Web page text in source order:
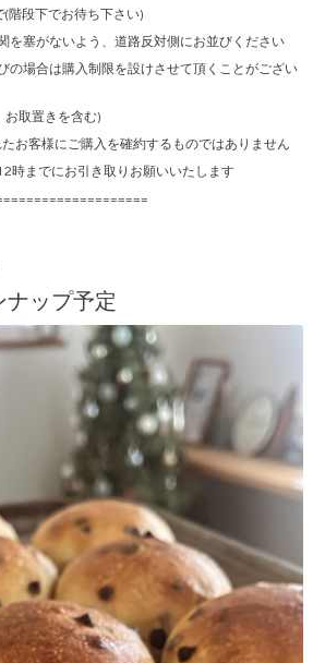
(階段下でお待ち下さい)
を塞がないよう、道路反対側にお並びください
の場合は購入制限を設けさせて頂くことがござい
お取置きを含む)
お客様にご購入を確約するものではありません
時までにお引き取りお願いいたします
ナップ予定